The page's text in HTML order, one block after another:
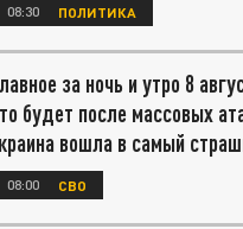
08:30 ПОЛИТИКА
за ночь и утро 8
будет после массовых
вошла в самый
08:00 СВО